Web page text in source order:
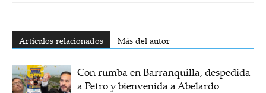
Artículos relacionados Más del autor
Con rumba en Barranquilla, despedida
a Petro y bienvenida a Abelardo